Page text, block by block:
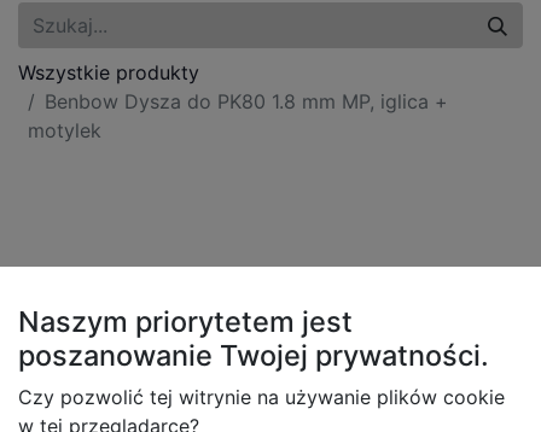
Wszystkie produkty
Benbow Dysza do PK80 1.8 mm MP, iglica +
motylek
Naszym priorytetem jest
poszanowanie Twojej prywatności.
Czy pozwolić tej witrynie na używanie plików cookie
w tej przeglądarce?